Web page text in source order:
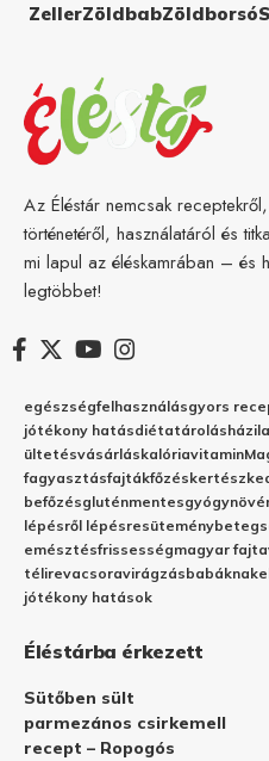
ZellerZöldbabZöldborsó
Az Éléstár nemcsak
történetéről, használatáról és
mi lapul az éléskamrában – és
legtöbbet!
egészségfelhasználásgyors
jótékony hatásdiétatárolás
ültetésvásárláskalóriavitamin
fagyasztásfajtákfőzés
befőzésgluténmentes
lépésről lépésresütemény
emésztésfrissességmagyar fajta
télirevacsoravirágzásbabáknak
jótékony hatások
Éléstárba érkezett
Sütőben sült
parmezános csirkemell
recept – Ropogós